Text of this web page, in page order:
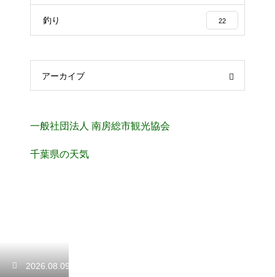
釣り 22
アーカイブ
一般社団法人 南房総市観光協会
千葉県の天気
2026.08.09